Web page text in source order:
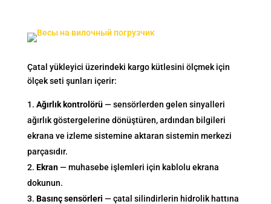
Çatal yükleyici üzerindeki kargo kütlesini ölçmek için
ölçek seti şunları içerir:
Ağırlık kontrolörü— sensörlerden gelen sinyalleri
ağırlık göstergelerine dönüştüren, ardından bilgileri
ekrana ve izleme sistemine aktaran sistemin merkezi
parçasıdır.
Ekran— muhasebe işlemleri için kablolu ekrana
dokunun.
Basınç sensörleri — çatal silindirlerin hidrolik hattına